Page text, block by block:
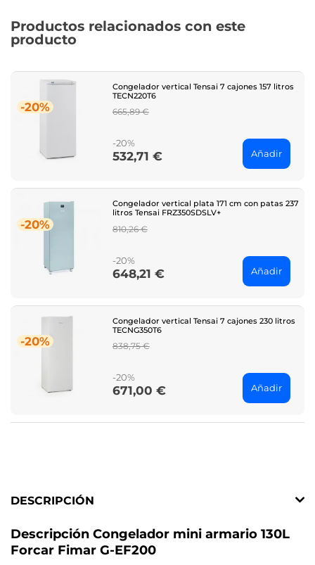
Productos relacionados con este
producto
-20%
Congelador vertical Tensai 7 cajones 157 litros
TECN220T6
Regular
665,89 €
-20%
Price
532,71 € Añadir
-20%
Congelador vertical plata 171 cm con patas 237
litros Tensai FRZ350SDSLV+
Regular
810,26 €
-20%
Price
648,21 € Añadir
-20%
Congelador vertical Tensai 7 cajones 230 litros
TECNG350T6
Regular
838,75 €
-20%
Price
671,00 € Añadir
DESCRIPCIÓN
Descripción Congelador mini armario 130L
Forcar Fimar G-EF200